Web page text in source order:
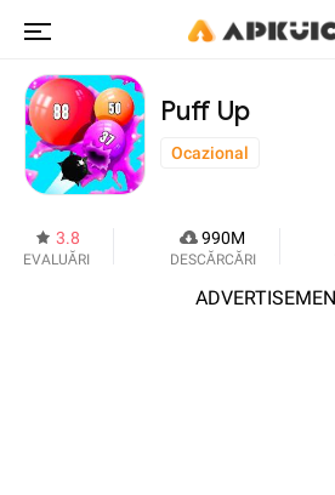
Puff Up
Ocazional
3.8
EVALUĂRI
990M
DESCĂRCĂRI